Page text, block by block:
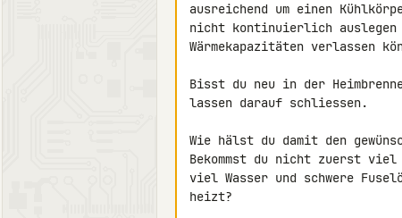
ausreichend um einen
nicht kontinuierlich auslegen
Wärmekapazitäten verlassen
Bisst du neu in der
lassen darauf schliessen.
Wie hälst du damit den
Bekommst du nicht zuerst
viel Wasser und schwere
heizt?